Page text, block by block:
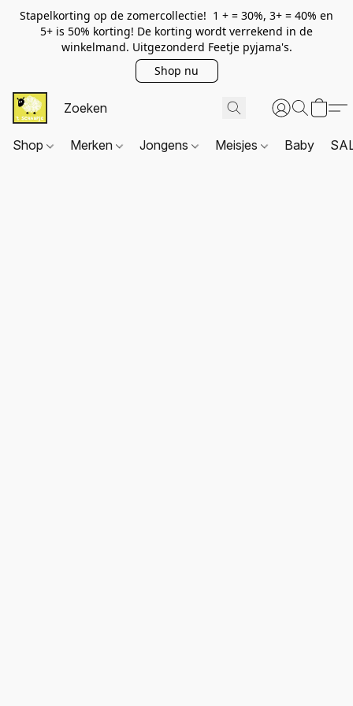
Stapelkorting op de zomercollectie! 1 + = 30%, 3+ = 40% en
5+ is 50% korting! De korting wordt verrekend in de
winkelmand. Uitgezonderd Feetje pyjama's.
Shop nu
Shop Merken Jongens Meisjes Baby